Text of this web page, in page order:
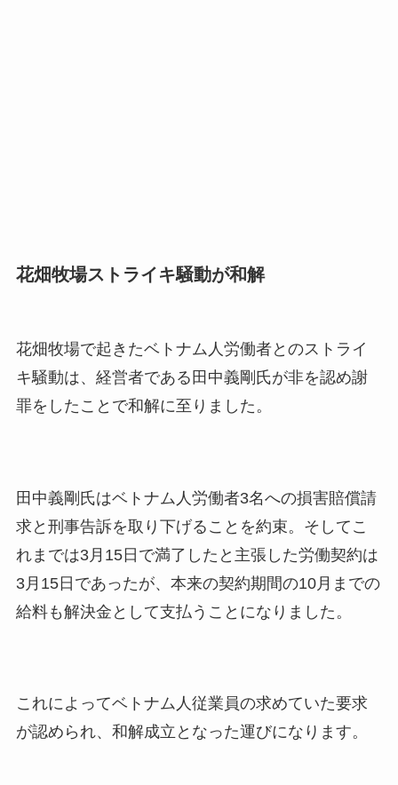
花畑牧場ストライキ騒動が和解
花畑牧場で起きたベトナム人労働者とのストライ
キ騒動は、経営者である田中義剛氏が非を認め謝
罪をしたことで和解に至りました。
田中義剛氏はベトナム人労働者3名への損害賠償請
求と刑事告訴を取り下げることを約束。そしてこ
れまでは3月15日で満了したと主張した労働契約は
3月15日であったが、本来の契約期間の10月までの
給料も解決金として支払うことになりました。
これによってベトナム人従業員の求めていた要求
が認められ、和解成立となった運びになります。